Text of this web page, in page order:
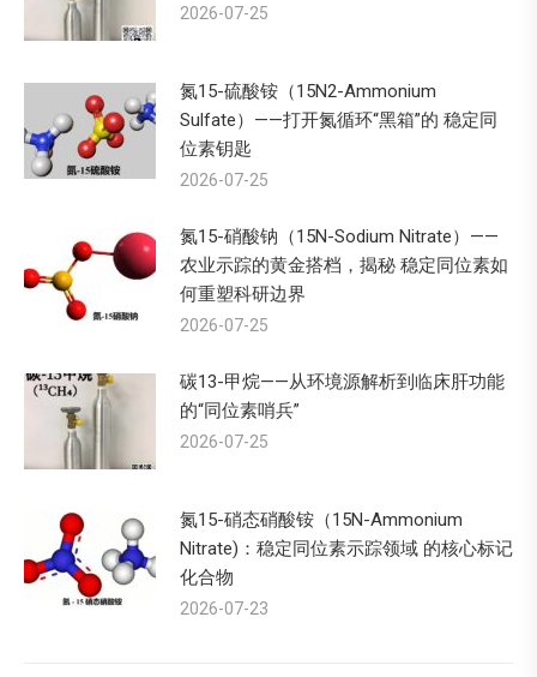
2026-07-25
氮15-硫酸铵（15N2-Ammonium
Sulfate）——打开氮循环“黑箱”的 稳定同
位素钥匙
2026-07-25
氮15-硝酸钠（15N-Sodium Nitrate）——
农业示踪的黄金搭档，揭秘 稳定同位素如
何重塑科研边界
2026-07-25
碳13-甲烷——从环境源解析到临床肝功能
的“同位素哨兵”
2026-07-25
氮15-硝态硝酸铵（15N-Ammonium
Nitrate)：稳定同位素示踪领域 的核心标记
化合物
2026-07-23